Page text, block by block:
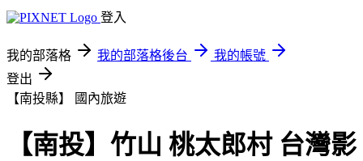
登入
我的部落格 我的部落格後台
我的帳號
登出
【南投縣】
國內旅遊
【南投】竹山 桃太郎村 台灣影